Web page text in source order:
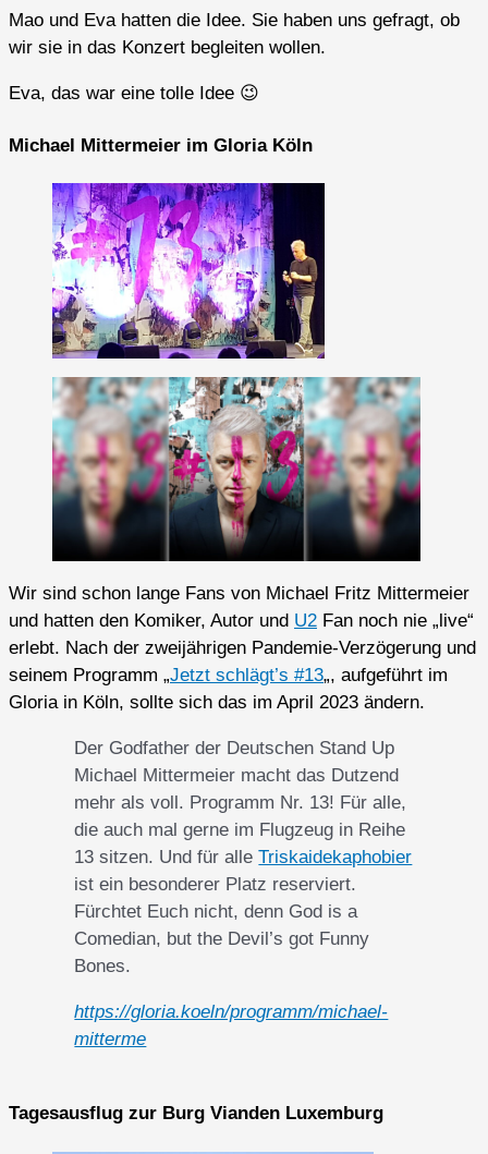
Mao und Eva hatten die Idee. Sie haben uns gefragt, ob
wir sie in das Konzert begleiten wollen.
Eva, das war eine tolle Idee 😉
Michael Mittermeier im Gloria Köln
Wir sind schon lange Fans von Michael Fritz Mittermeier
und hatten den Komiker, Autor und U2 Fan noch nie „live“
erlebt. Nach der zweijährigen Pandemie-Verzögerung und
seinem Programm „Jetzt schlägt’s #13„, aufgeführt im
Gloria in Köln, sollte sich das im April 2023 ändern.
Der Godfather der Deutschen Stand Up
Michael Mittermeier macht das Dutzend
mehr als voll. Programm Nr. 13! Für alle,
die auch mal gerne im Flugzeug in Reihe
13 sitzen. Und für alleTriskaidekaphobier
ist ein besonderer Platz reserviert.
Fürchtet Euch nicht, denn God is a
Comedian, but the Devil’s got Funny
Bones.
https://gloria.koeln/programm/michael-
mitterme
Tagesausflug zur Burg Vianden Luxemburg